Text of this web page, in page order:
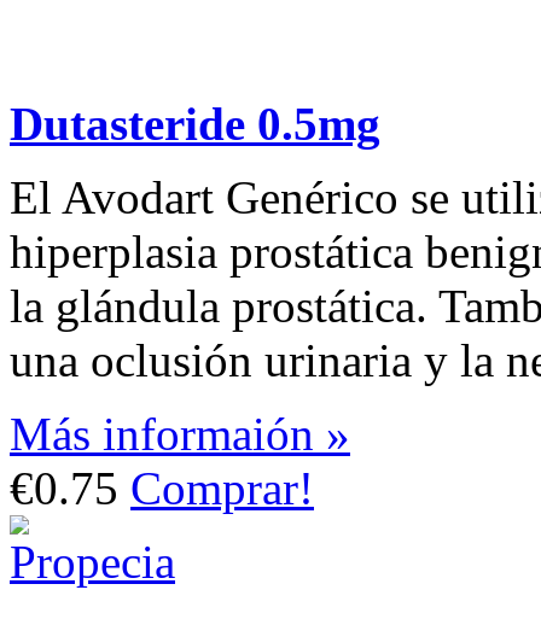
Dutasteride 0.5mg
El Avodart Genérico se
hiperplasia prostática
la glándula prostática.
una oclusión urinaria y la
Más informaión »
€0.75 Comprar!